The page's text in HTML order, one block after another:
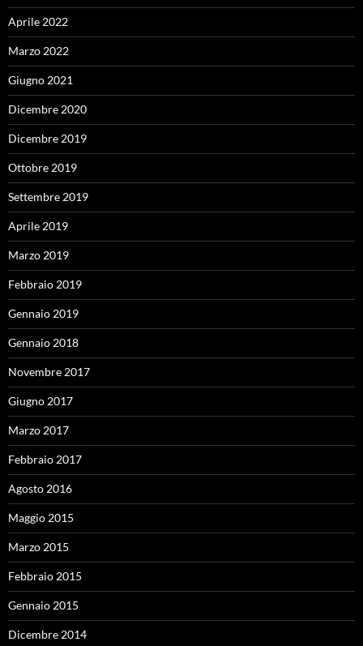
Aprile 2022
Marzo 2022
Giugno 2021
Dicembre 2020
Dicembre 2019
Ottobre 2019
Settembre 2019
Aprile 2019
Marzo 2019
Febbraio 2019
Gennaio 2019
Gennaio 2018
Novembre 2017
Giugno 2017
Marzo 2017
Febbraio 2017
Agosto 2016
Maggio 2015
Marzo 2015
Febbraio 2015
Gennaio 2015
Dicembre 2014